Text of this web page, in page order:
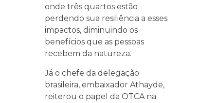
onde três quartos estão
perdendo sua resiliência a esses
impactos, diminuindo os
benefícios que as pessoas
recebem da natureza.
Já o chefe da delegação
brasileira, embaixador Athayde,
reiterou o papel da OTCA na